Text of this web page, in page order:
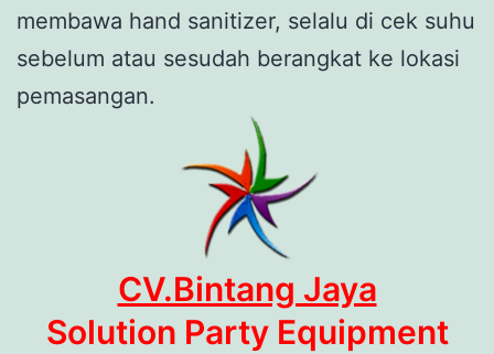
membawa hand sanitizer, selalu di cek suhu
sebelum atau sesudah berangkat ke lokasi
pemasangan.
CV.Bintang Jaya
Solution Party Equipment